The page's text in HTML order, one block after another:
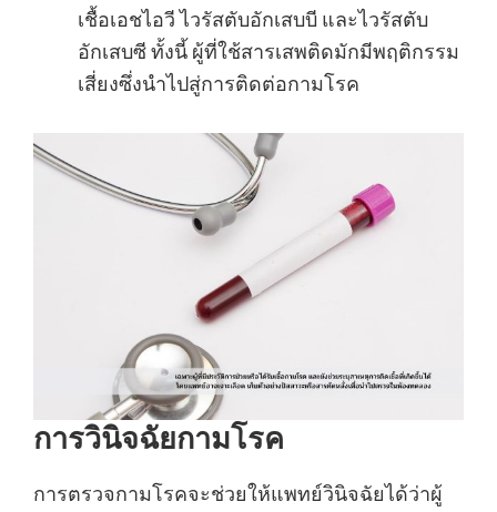
เชื้อเอชไอวี ไวรัสตับอักเสบบี และไวรัสตับ
อักเสบซี ทั้งนี้ ผู้ที่ใช้สารเสพติดมักมีพฤติกรรม
เสี่ยงซึ่งนำไปสู่การติดต่อกามโรค
การวินิจฉัยกามโรค
การตรวจกามโรคจะช่วยให้แพทย์วินิจฉัยได้ว่าผู้